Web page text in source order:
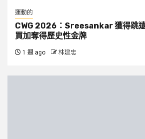
運動的
CWG 2026：Sreesankar 獲得跳
買加奪得歷史性金牌
1 週 ago 林建忠